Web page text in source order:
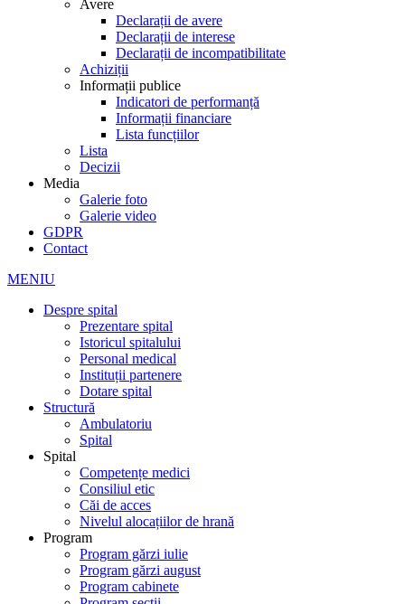
Avere
Declarații de avere
Declarații de interese
Declarații de incompatibilitate
Achiziții
Informații publice
Indicatori de performanță
Informații financiare
Lista funcțiilor
Lista
Decizii
Media
Galerie foto
Galerie video
GDPR
Contact
MENIU
Despre spital
Prezentare spital
Istoricul spitalului
Personal medical
Instituții partenere
Dotare spital
Structură
Ambulatoriu
Spital
Spital
Competențe medici
Consiliul etic
Căi de acces
Nivelul alocațiilor de hrană
Program
Program gărzi iulie
Program gărzi august
Program cabinete